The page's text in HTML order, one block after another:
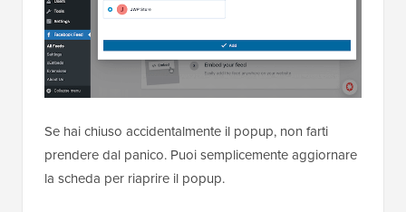
Se hai chiuso accidentalmente il popup, non farti
prendere dal panico. Puoi semplicemente aggiornare
la scheda per riaprire il popup.